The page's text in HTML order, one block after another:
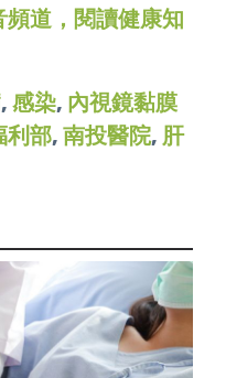
道，閱讀健康知
, 感染, 內視鏡黏膜
利部, 南投醫院, 肝